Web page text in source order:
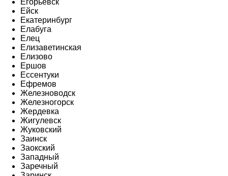
Егорьевск
Ейск
Екатеринбург
Елабуга
Елец
Елизаветинская
Елизово
Ершов
Ессентуки
Ефремов
Железноводск
Железногорск
Жердевка
Жигулевск
Жуковский
Заинск
Заокский
Западный
Заречный